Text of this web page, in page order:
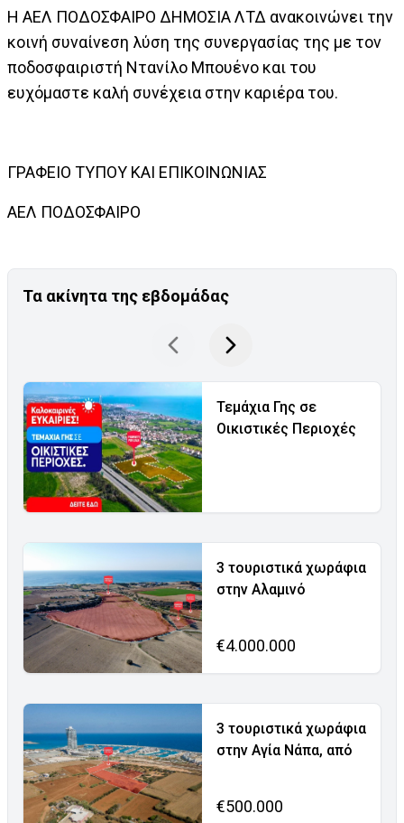
Η ΑΕΛ ΠΟΔΟΣΦΑΙΡΟ ΔΗΜΟΣΙΑ ΛΤΔ ανακοινώνει την
κοινή συναίνεση λύση της συνεργασίας της με τον
ποδοσφαιριστή Ντανίλο Μπουένο και του
ευχόμαστε καλή συνέχεια στην καριέρα του.
ΓΡΑΦΕΙΟ ΤΥΠΟΥ ΚΑΙ ΕΠΙΚΟΙΝΩΝΙΑΣ
ΑΕΛ ΠΟΔΟΣΦΑΙΡΟ
Τα ακίνητα της εβδομάδας
Τεμάχια Γης σε
Οικιστικές Περιοχές
3 τουριστικά χωράφια
στην Αλαμινό
€4.000.000
3 τουριστικά χωράφια
στην Αγία Νάπα, από
€500.000